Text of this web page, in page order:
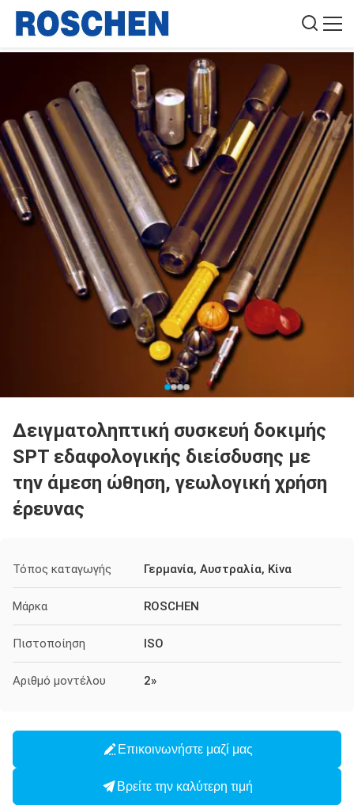
Δειγματοληπτική συσκευή δοκιμής
SPT εδαφολογικής διείσδυσης με
την άμεση ώθηση, γεωλογική χρήση
έρευνας
Τόπος καταγωγής Γερμανία, Αυστραλία, Κίνα
Μάρκα ROSCHEN
Πιστοποίηση ISO
Αριθμό μοντέλου 2»
Επικοινωνήστε μαζί μας
Βρείτε την καλύτερη τιμή